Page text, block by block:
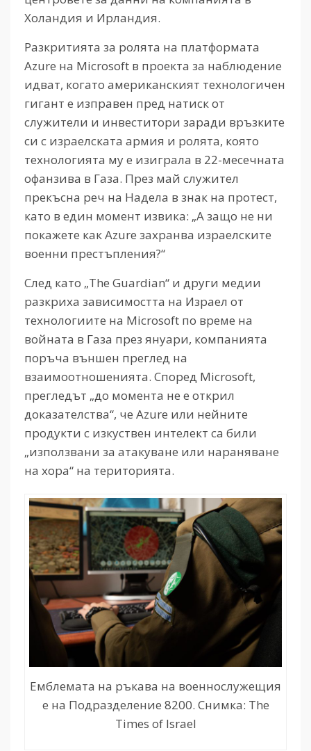
Холандия и Ирландия.
Разкритията за ролята на платформата
Azure на Microsoft в проекта за наблюдение
идват, когато американският технологичен
гигант е изправен пред натиск от
служители и инвеститори заради връзките
си с израелската армия и ролята, която
технологията му е изиграла в 22-месечната
офанзива в Газа. През май служител
прекъсна реч на Надела в знак на протест,
като в един момент извика: „А защо не ни
покажете как Azure захранва израелските
военни престъпления?“
След като „The Guardian“ и други медии
разкриха зависимостта на Израел от
технологиите на Microsoft по време на
войната в Газа през януари, компанията
поръча външен преглед на
взаимоотношенията. Според Microsoft,
прегледът „до момента не е открил
доказателства“, че Azure или нейните
продукти с изкуствен интелект са били
„използвани за атакуване или нараняване
на хора“ на територията.
Емблемата на ръкава на военнослужещия
е на Подразделение 8200. Снимка: The
Times of Israel